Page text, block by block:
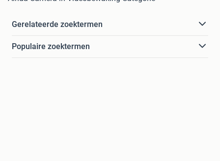
Gerelateerde zoektermen
Populaire zoektermen